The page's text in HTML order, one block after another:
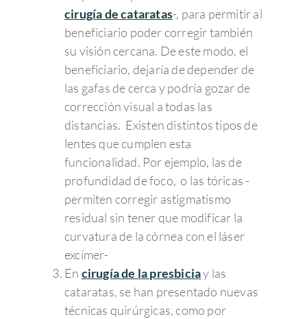
cirugía de cataratas-, para permitir al
beneficiario poder corregir también
su visión cercana. De este modo, el
beneficiario, dejaría de depender de
las gafas de cerca y podría gozar de
corrección visual a todas las
distancias. Existen distintos tipos de
lentes que cumplen esta
funcionalidad. Por ejemplo, las de
profundidad de foco, o las tóricas -
permiten corregir astigmatismo
residual sin tener que modificar la
curvatura de la córnea con el láser
excímer-
En cirugía de la presbiciay las
cataratas, se han presentado nuevas
técnicas quirúrgicas, como por